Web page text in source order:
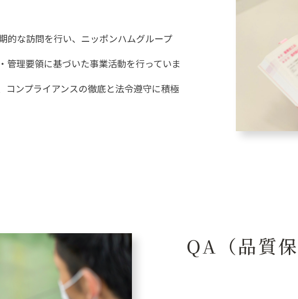
的な訪問を行い、ニッポンハムグループ
管理要領に基づいた事業活動を行っていま
コンプライアンスの徹底と法令遵守に積極
QA（品質